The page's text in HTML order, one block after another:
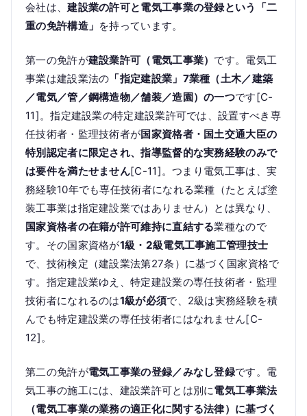
会社は、建設業の許可と電気工事業の登録という「二
重の免許構造」 を持っています。
第一の免許が建設業許可（電気工事業） です。電気工
事業は建設業法の 「指定建設業」7業種（土木／建築
／電気／管／鋼構造物／舗装／造園）の一つです[C-
11]。指定建設業の特定建設業許可では、設置すべき専
任技術者・監理技術者が国家資格者・国土交通大臣の
特別認定者に限定され、指導監督的な実務経験のみで
は要件を満たせません[C-11]。つまり電気工事は、実
務経験10年でも専任技術者になれる業種（たとえば塗
装工事業は指定建設業ではありません）とは異なり、
国家資格者の在籍が許可維持に直結する業種なので
す。その国家資格が1級・2級電気工事施工管理技士
で、技術検定（建設業法第27条）に基づく国家資格で
す。指定建設業ゆえ、特定建設業の専任技術者・監理
技術者になれるのは1級が必須で、2級は実務経験を積
んでも特定建設業の専任技術者にはなれません[C-
12]。
第二の免許が電気工事業の登録／みなし登録です。電
気工事の施工には、建設業許可とは別に電気工事業法
（電気工事業の業務の適正化に関する法律）に基づく